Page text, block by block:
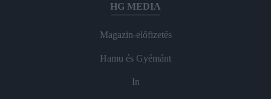
HG MEDIA
Magazin-előfizetés
Hamu és Gyémánt
In